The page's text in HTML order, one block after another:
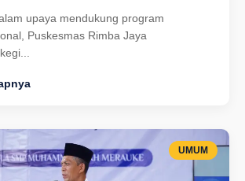
upaya mendukung program
Puskesmas Rimba Jaya
UMUM